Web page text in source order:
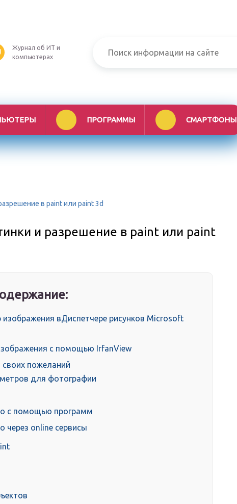
Журнал об ИТ и
компьютерах
ПРОГРАММЫ СМАРТФОНЫ
в paint или paint 3d
и разрешение в paint или paint
вДиспетчере рисунков Microsoft
с помощью IrfanView
пожеланий
для фотографии
с помощью программ
через online сервисы